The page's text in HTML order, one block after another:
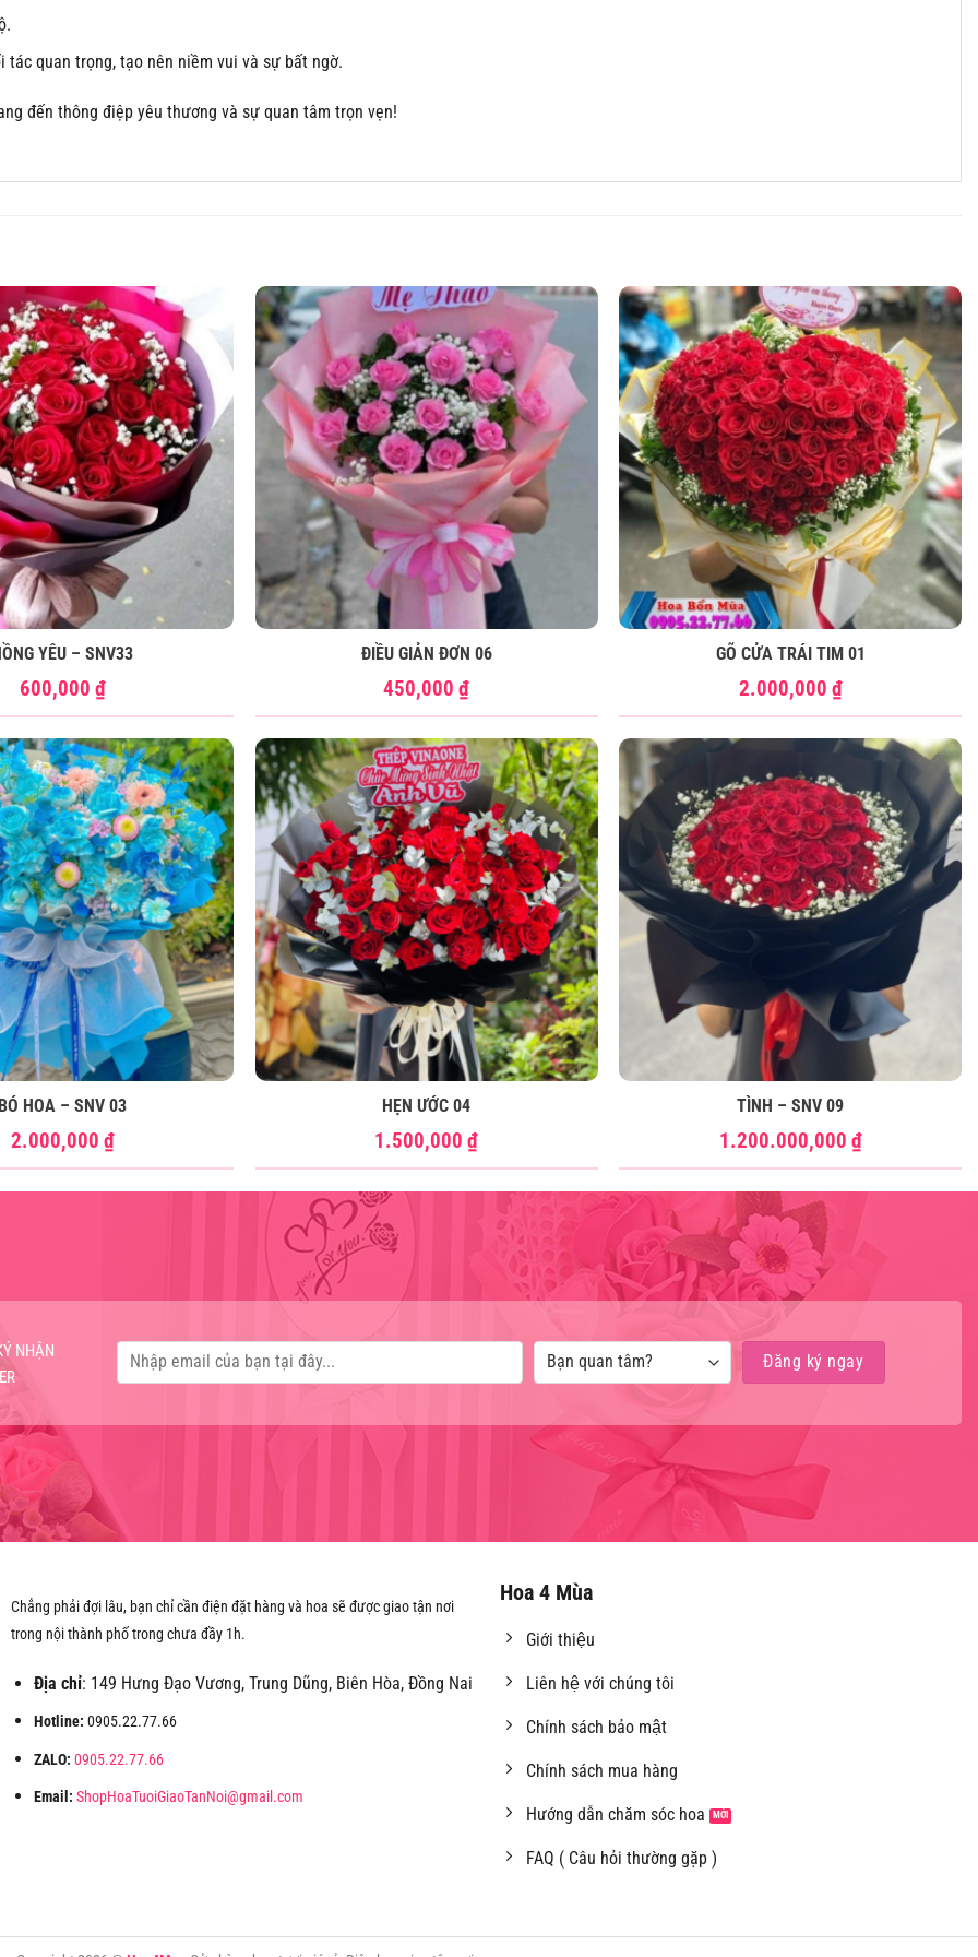
quan trọng, tạo nên niềm vui và sự bất ngờ.
đến thông điệp yêu thương và sự quan tâm trọn vẹn!
YÊU – SNV33
600,000 ₫
ĐIỀU GIẢN ĐƠN 06
450,000₫
GÕ CỬA TRÁI TIM 01
2.000,000 ₫
HOA – SNV 03
2.000,000 ₫
HẸN ƯỚC 04
1.500,000₫
TÌNH – SNV 09
1.200.000,000 ₫
NHẬN
Chẳng phải đợi lâu, bạn chỉ cần điện đặt hàng và hoa sẽ được giao tận nơi
trong nội thành phố trong chưa đầy 1h.
Địa chỉ: 149 Hưng Đạo Vương, Trung Dũng, Biên Hòa, Đồng Nai
Hotline: 0905.22.77.66
ZALO: 0905.22.77.66
Email: ShopHoaTuoiGiaoTanNoi@gmail.com
Hoa 4 Mùa
Giới thiệu
Liên hệ với chúng tôi
Chính sách bảo mật
Chính sách mua hàng
Hướng dẫn chăm sóc hoa
FAQ ( Câu hỏi thường gặp )